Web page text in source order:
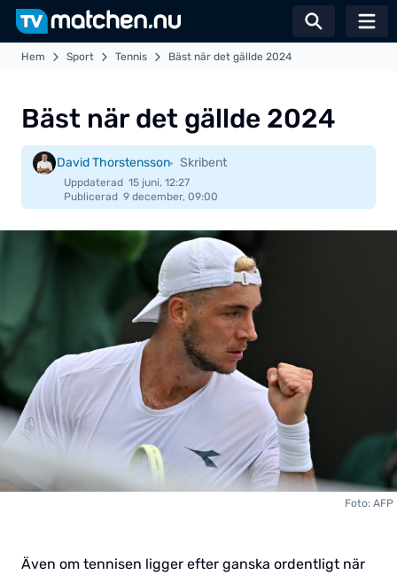
Växla
Hem Sport Tennis Bäst när det gällde 2024
Bäst när det gällde 2024
David Thorstensson Skribent
Uppdaterad 15 juni, 12:27
Publicerad 9 december, 09:00
Foto: AFP
Även om tennisen ligger efter ganska ordentligt när